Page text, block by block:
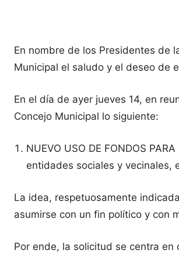
En nombre de los Presidentes de
Municipal el saludo y el deseo de
En el día de ayer jueves 14, en
Concejo Municipal lo siguiente:
NUEVO USO DE FONDOS
entidades sociales y vecinales,
La idea, respetuosamente
asumirse con un fin político y con
Por ende, la solicitud se centra